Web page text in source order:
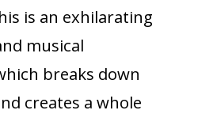
is an exhilarating
musical
breaks down
creates a whole